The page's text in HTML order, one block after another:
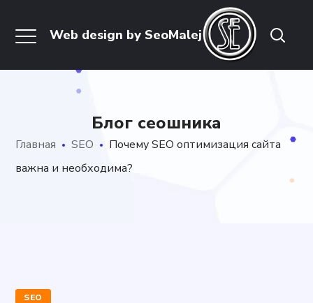
Блог сеошника
Главная SEO
Почему SEO оптимизация сайта
важна и необходима?
SEO